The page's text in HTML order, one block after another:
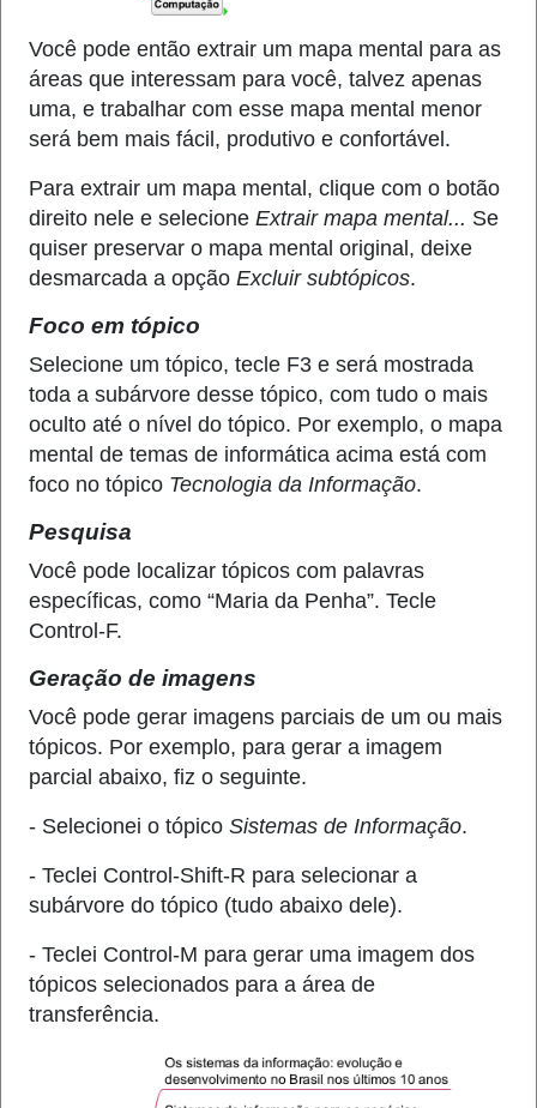
Você pode então extrair um mapa mental para as
áreas que interessam para você, talvez apenas
uma, e trabalhar com esse mapa mental menor
será bem mais fácil, produtivo e confortável.
Para extrair um mapa mental, clique com o botão
direito nele e selecioneExtrair mapa mental... Se
quiser preservar o mapa mental original, deixe
desmarcada a opçãoExcluir subtópicos.
Foco em tópico
Selecione um tópico, tecle F3 e será mostrada
toda a subárvore desse tópico, com tudo o mais
oculto até o nível do tópico. Por exemplo, o mapa
mental de temas de informática acima está com
foco no tópico Tecnologia da Informação.
Pesquisa
Você pode localizar tópicos com palavras
específicas, como “Maria da Penha”. Tecle
Control-F.
Geração de imagens
Você pode gerar imagens parciais de um ou mais
tópicos. Por exemplo, para gerar a imagem
parcial abaixo, fiz o seguinte.
- Selecionei o tópicoSistemas de Informação.
- Teclei Control-Shift-R para selecionar a
subárvore do tópico (tudo abaixo dele).
- Teclei Control-M para gerar uma imagem dos
tópicos selecionados para a área de
transferência.